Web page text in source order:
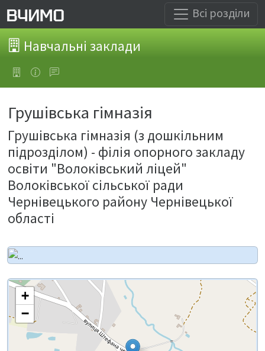
Всі розділи
Навчальні заклади
Грушівська гімназія
Грушівська гімназія (з дошкільним
підрозділом) - філія опорного закладу
освіти "Волоківський ліцей"
Волоківської сільської ради
Чернівецького району Чернівецької
області
+
−